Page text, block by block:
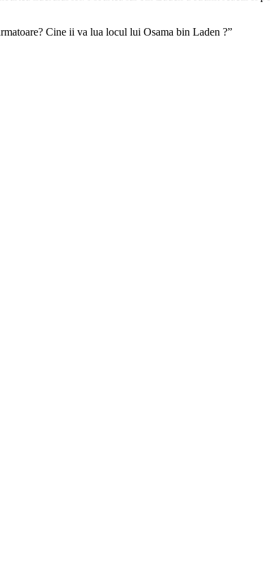
Cine ii va lua locul lui Osama bin Laden ?”